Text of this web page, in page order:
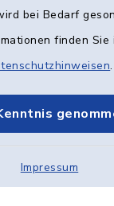
bei Bedarf
finden Sie
.
Impressum
Datenschutz
Sitemap